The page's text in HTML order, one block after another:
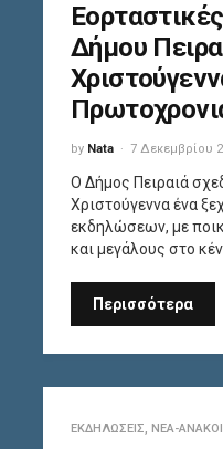
Δήμου
by Nata 7 Δεκεμβρίου
Ο Δήμος Πειραιά
Χριστούγεννα ένα
εκδηλώσεων, με
και μεγάλους στο
Περισσότερα
ΕΚΔΗΛΏΣΕΙΣ, ΝΈΑ-